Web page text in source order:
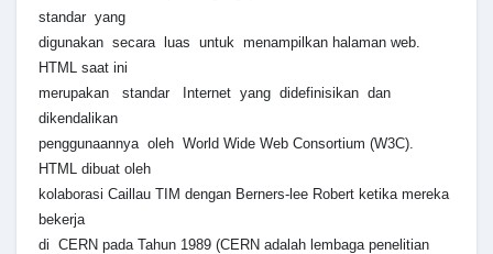
standar yang
digunakan secara luas untuk menampilkan halaman web.
HTML saat ini
merupakan standar Internet yang didefinisikan dan
dikendalikan
penggunaannya oleh World Wide Web Consortium (W3C).
HTML dibuat oleh
kolaborasi Caillau TIM dengan Berners-lee Robert ketika mereka
bekerja
di CERN pada Tahun 1989 (CERN adalah lembaga penelitian